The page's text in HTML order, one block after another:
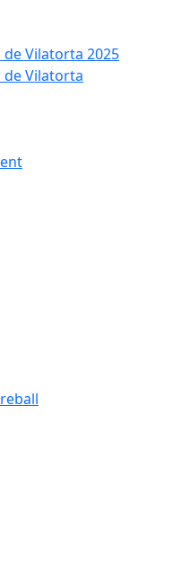
Vilatorta 2025
de Vilatorta